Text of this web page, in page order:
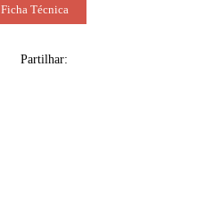
Ficha Técnica
Partilhar: